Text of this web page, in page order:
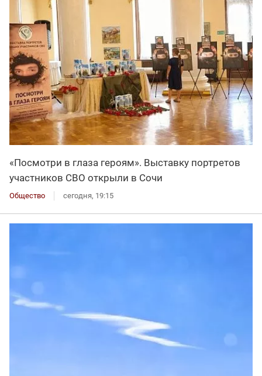
«Посмотри в глаза героям». Выставку портретов
участников СВО открыли в Сочи
Общество сегодня, 19:15